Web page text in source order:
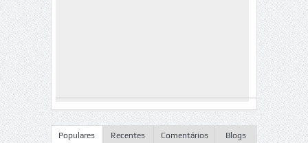
Populares Recentes Comentários Blogs